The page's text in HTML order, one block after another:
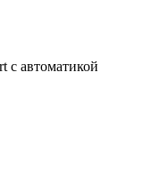
с автоматикой